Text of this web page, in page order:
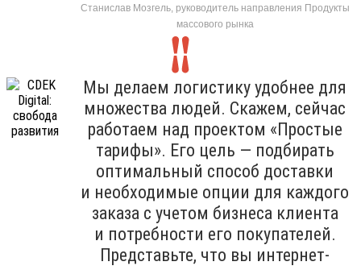
Станислав Мозгель, руководитель направления Продукты
массового рынка
Мы делаем логистику удобнее для
множества людей. Скажем, сейчас
работаем над проектом «Простые
тарифы». Его цель — подбирать
оптимальный способ доставки
и необходимые опции для каждого
заказа с учетом бизнеса клиента
и потребности его покупателей.
Представьте, что вы интернет-